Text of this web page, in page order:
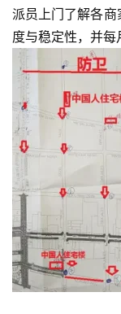
派员上门了解各
度与稳定性，并每